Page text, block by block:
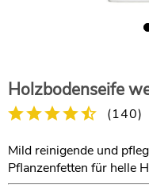
Holzbodenseife
(140)
Mild reinigende und
Pflanzenfetten für helle